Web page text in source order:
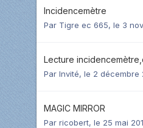
Incidencemètre
Par Tigre ec 665, le 3
Lecture
Par Invité, le 2 décembre
MAGIC MIRROR
Par ricobert, le 25 mai